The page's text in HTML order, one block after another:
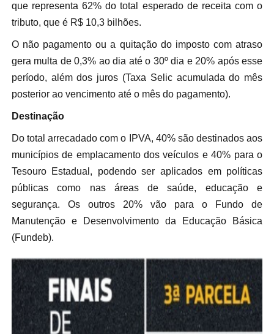
que representa 62% do total esperado de receita com o
tributo, que é R$ 10,3 bilhões.
O não pagamento ou a quitação do imposto com atraso
gera multa de 0,3% ao dia até o 30º dia e 20% após esse
período, além dos juros (Taxa Selic acumulada do mês
posterior ao vencimento até o mês do pagamento).
Destinação
Do total arrecadado com o IPVA, 40% são destinados aos
municípios de emplacamento dos veículos e 40% para o
Tesouro Estadual, podendo ser aplicados em políticas
públicas como nas áreas de saúde, educação e
segurança. Os outros 20% vão para o Fundo de
Manutenção e Desenvolvimento da Educação Básica
(Fundeb).